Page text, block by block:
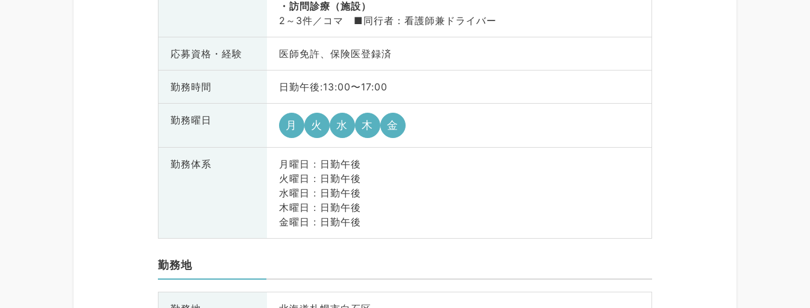
訪問診療（施設）
2～3件／コマ ■同行者：看護師兼ドライバー
応募資格・ 経験 医師免許、保険医登録済
勤務時間 日勤午後:13:00〜17:00
勤務曜日 月 火 水 木 金
勤務体系
月曜日 : 日勤午後
火曜日 : 日勤午後
水曜日 : 日勤午後
木曜日 : 日勤午後
金曜日 : 日勤午後
勤務地